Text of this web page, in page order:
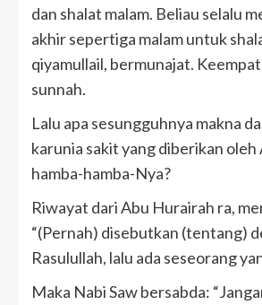
dan shalat malam. Beliau selalu
akhir sepertiga malam untuk
qiyamullail, bermunajat.
sunnah.
Lalu apa sesungguhnya makna
karunia sakit yang diberikan oleh
hamba-hamba-Nya?
Riwayat dari Abu Hurairah ra,
“(Pernah) disebutkan (tentang)
Rasulullah, lalu ada seseorang
Maka Nabi Saw bersabda: